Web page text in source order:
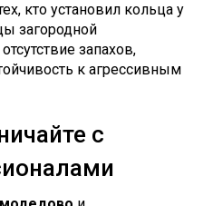
кто установил кольца у
загородной
запахов,
к агрессивным
с